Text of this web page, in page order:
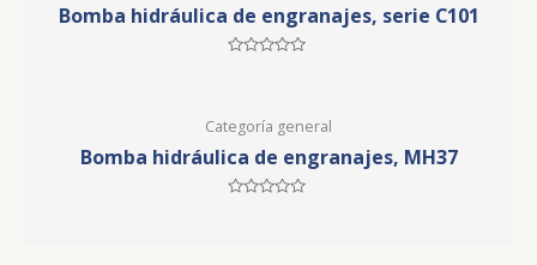
Bomba hidráulica de engranajes, serie C101
5
Categoría general
Bomba hidráulica de engranajes, MH37